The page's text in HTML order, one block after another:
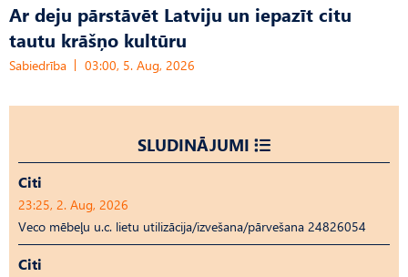
Ar deju pārstāvēt Latviju un iepazīt citu
tautu krāšņo kultūru
Sabiedrība 03:00, 5. Aug, 2026
SLUDINĀJUMI
Citi
23:25, 2. Aug, 2026
Veco mēbeļu u.c. lietu utilizācija/izvešana/pārvešana 24826054
Citi